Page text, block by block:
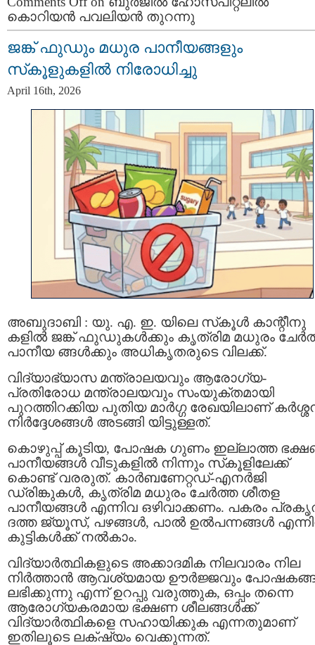
കൊറിയൻ പവലിയൻ തുറന്നു
ജങ്ക് ഫുഡും മധുര പാനീയങ്ങളും
സ്‌കൂളുകളിൽ നിരോധിച്ചു
April 16th, 2026
അബുദാബി : യു. എ. ഇ. യിലെ സ്‌കൂൾ കാന്റീനു
കളിൽ ജങ്ക് ഫുഡുകൾക്കും കൃത്രിമ മധുരം
പാനീയ ങ്ങൾക്കും അധികൃതരുടെ വിലക്ക്.
വിദ്യാഭ്യാസ മന്ത്രാലയവും ആരോഗ്യ-
പ്രതിരോധ മന്ത്രാലയവും സംയുക്‌തമായി
പുറത്തിറക്കിയ പുതിയ മാർഗ്ഗ രേഖയിലാണ്
നിർദ്ദേശങ്ങൾ അടങ്ങി യിട്ടുള്ളത്.
കൊഴുപ്പ് കൂടിയ, പോഷക ഗുണം ഇല്ലാത്ത
പാനീയങ്ങൾ വീടുകളിൽ നിന്നും സ്‌കൂളിലേക്ക്
കൊണ്ട് വരരുത്. കാർബണേറ്റഡ്-എനർജി
ഡ്രിങ്കുകൾ, കൃത്രിമ മധുരം ചേർത്ത ശീതള
പാനീയങ്ങൾ എന്നിവ ഒഴിവാക്കണം. പകരം
ദത്ത ജ്യൂസ്, പഴങ്ങൾ, പാൽ ഉൽപന്നങ്ങൾ
കുട്ടികൾക്ക് നൽകാം.
വിദ്യാർത്ഥികളുടെ അക്കാദമിക നിലവാരം നില
നിർത്താൻ ആവശ്യമായ ഊർജ്ജവും
ലഭിക്കുന്നു എന്ന് ഉറപ്പു വരുത്തുക, ഒപ്പം തന്നെ
ആരോഗ്യകരമായ ഭക്ഷണ ശീലങ്ങൾക്ക്
വിദ്യാർത്ഥികളെ സഹായിക്കുക എന്നതുമാണ്
ഇതിലൂടെ ലക്‌ഷ്യം വെക്കുന്നത്.